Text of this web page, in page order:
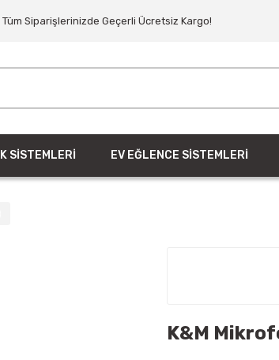
Tüm Siparişlerinizde Geçerli Ücretsiz Kargo!
SİSTEMLERİ EV EĞLENCE SİSTEMLERİ
K&M